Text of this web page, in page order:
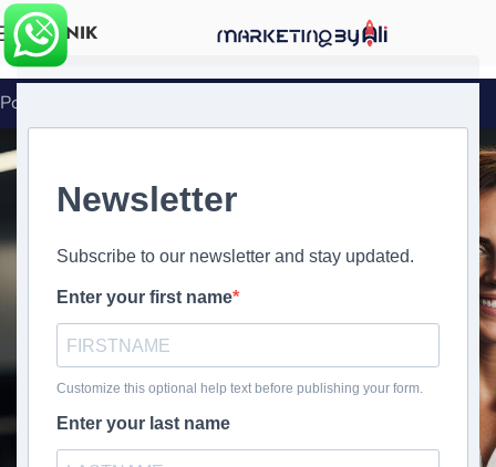
IZBORNIK
Početna
Lokalna SEO usluga
Otključajte svoj lokalni
poslovni potencijal uz
stručne SEO usluge